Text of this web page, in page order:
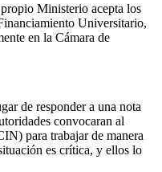
Ministerio acepta los
Universitario,
en la Cámara de
de responder a una nota
convocaran al
para trabajar de manera
es crítica, y ellos lo